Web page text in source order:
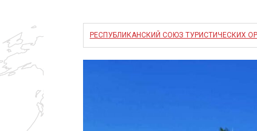
РЕСПУБЛИКАНСКИЙ СОЮЗ ТУРИСТИЧЕСКИХ